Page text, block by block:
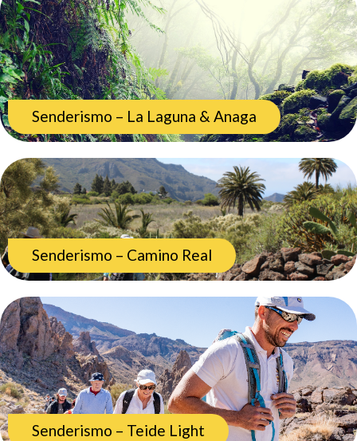
Senderismo – La Laguna & Anaga
Senderismo – Camino Real
Senderismo – Teide Light